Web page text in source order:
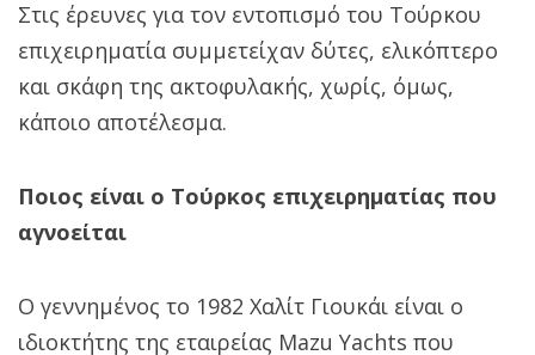
Στις έρευνες για τον εντοπισμό του Τούρκου
επιχειρηματία συμμετείχαν δύτες, ελικόπτερο
και σκάφη της ακτοφυλακής, χωρίς, όμως,
κάποιο αποτέλεσμα.
Ποιος είναι ο Τούρκος επιχειρηματίας που
αγνοείται
Ο γεννημένος το 1982 Χαλίτ Γιουκάι είναι ο
ιδιοκτήτης της εταιρείας Mazu Yachts που